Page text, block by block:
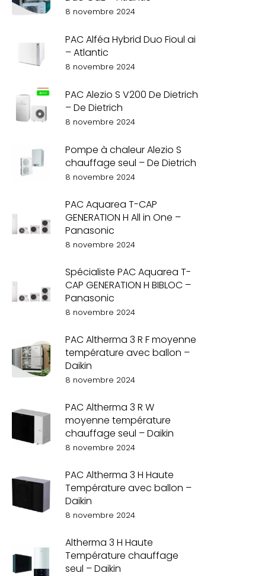
8 novembre 2024
PAC Alféa Hybrid Duo Fioul ai
– Atlantic
8 novembre 2024
PAC Alezio S V200 De Dietrich
– De Dietrich
8 novembre 2024
Pompe à chaleur Alezio S
chauffage seul – De Dietrich
8 novembre 2024
PAC Aquarea T-CAP
GENERATION H All in One –
Panasonic
8 novembre 2024
Spécialiste PAC Aquarea T-
CAP GENERATION H BIBLOC –
Panasonic
8 novembre 2024
PAC Altherma 3 R F moyenne
température avec ballon –
Daikin
8 novembre 2024
PAC Altherma 3 R W
moyenne température
chauffage seul – Daikin
8 novembre 2024
PAC Altherma 3 H Haute
Température avec ballon –
Daikin
8 novembre 2024
Altherma 3 H Haute
Température chauffage
seul – Daikin